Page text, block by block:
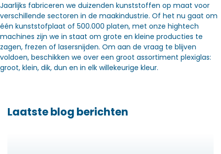
Jaarlijks fabriceren we duizenden kunststoffen op maat voor
verschillende sectoren in de maakindustrie. Of het nu gaat om
één kunststofplaat of 500.000 platen, met onze hightech
machines zijn we in staat om grote en kleine producties te
zagen, frezen of lasersnijden. Om aan de vraag te blijven
voldoen, beschikken we over een groot assortiment plexiglas:
groot, klein, dik, dun en in elk willekeurige kleur.
Laatste blog berichten